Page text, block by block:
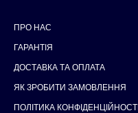
ПРО НАС
ГАРАНТІЯ
ДОСТАВКА ТА ОПЛАТА
ЯК ЗРОБИТИ ЗАМОВЛЕННЯ
ПОЛІТИКА КОНФІДЕНЦІЙНОСТІ